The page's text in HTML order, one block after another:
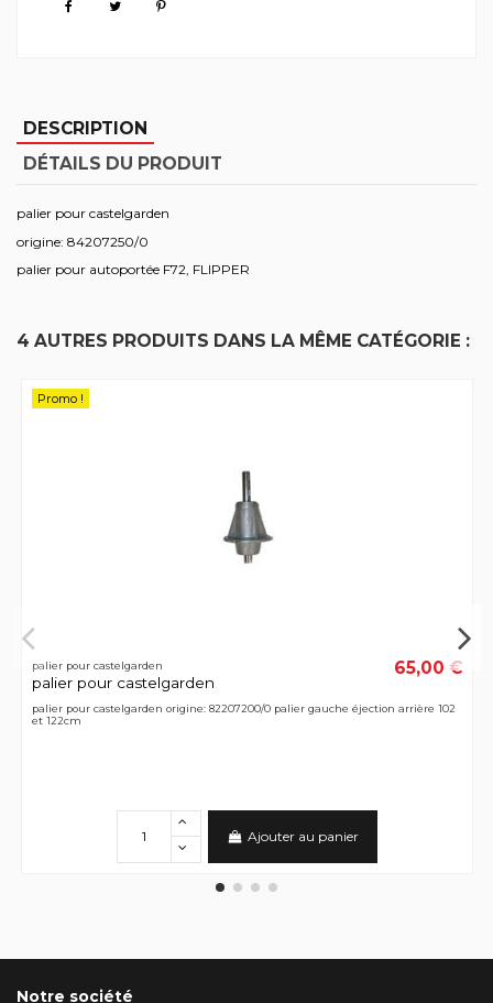
DESCRIPTION
DÉTAILS DU PRODUIT
palier pour castelgarden
origine: 84207250/0
palier pour autoportée F72, FLIPPER
4 AUTRES PRODUITS DANS LA MÊME CATÉGORIE :
Promo !
palier pour castelgarden
palier pour castelgarden
65,00 €
palier pour castelgarden origine: 82207200/0 palier gauche éjection arrière 102
et 122cm
Ajouter au panier
Notre société